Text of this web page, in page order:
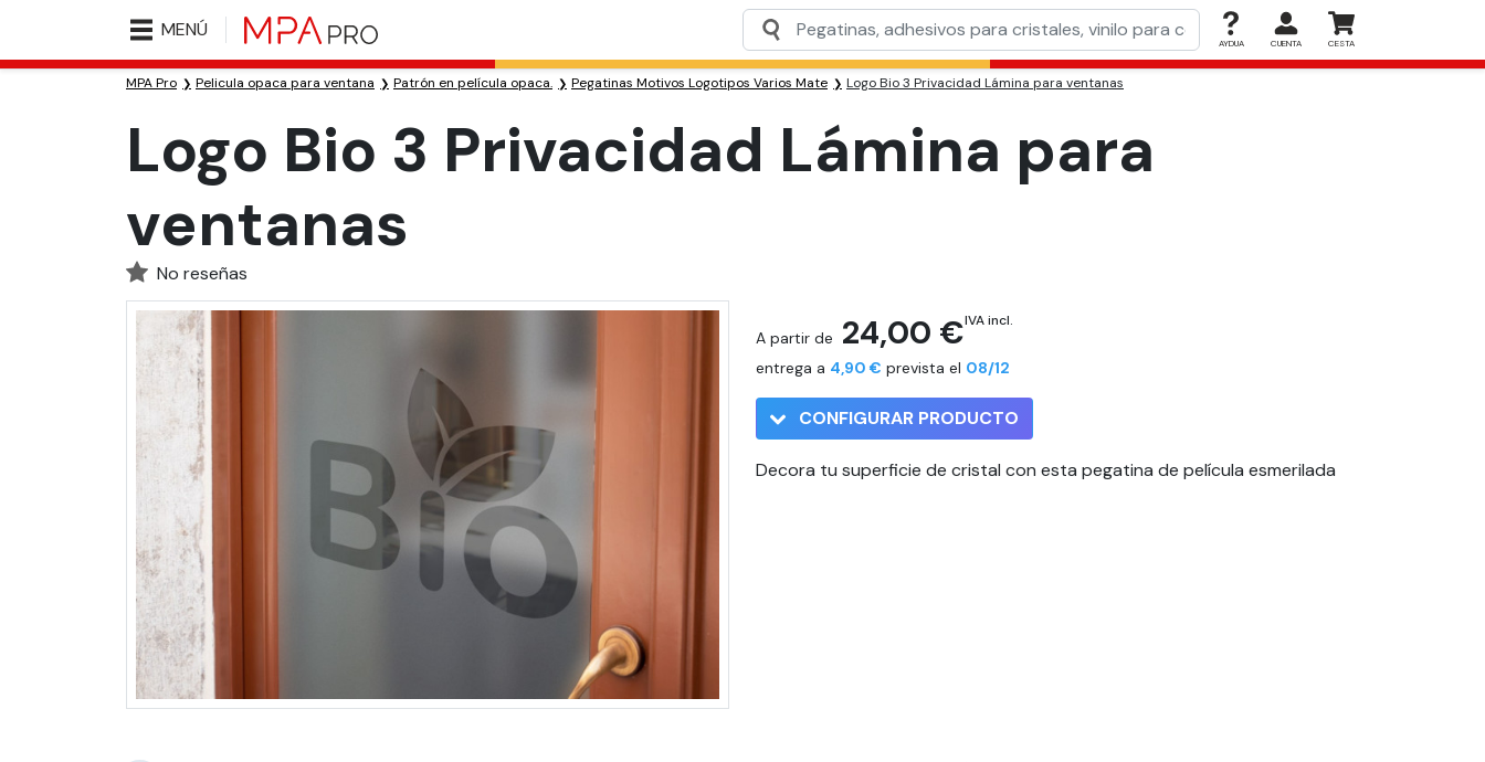
MENÚ
AYDUA CUENTA CESTA
MPA Pro Pelicula opaca para ventana Patrón en película opaca. Pegatinas Motivos Logotipos Varios Mate Logo Bio 3 Privacidad Lámina para ventanas
Logo Bio 3 Privacidad Lámina para
ventanas
No reseñas
A partir de 24,00 €IVA incl.
entrega a 4,90 € prevista el 08/12
CONFIGURAR PRODUCTO
Decora tu superficie de cristal con esta pegatina de película esmerilada